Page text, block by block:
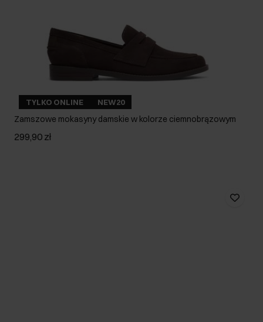
TYLKO ONLINE NEW20
Zamszowe mokasyny damskie w kolorze ciemnobrązowym
299,90 zł